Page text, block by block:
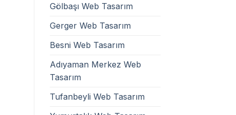
Gölbaşı Web Tasarım
Gerger Web Tasarım
Besni Web Tasarım
Adıyaman Merkez Web
Tasarım
Tufanbeyli Web Tasarım